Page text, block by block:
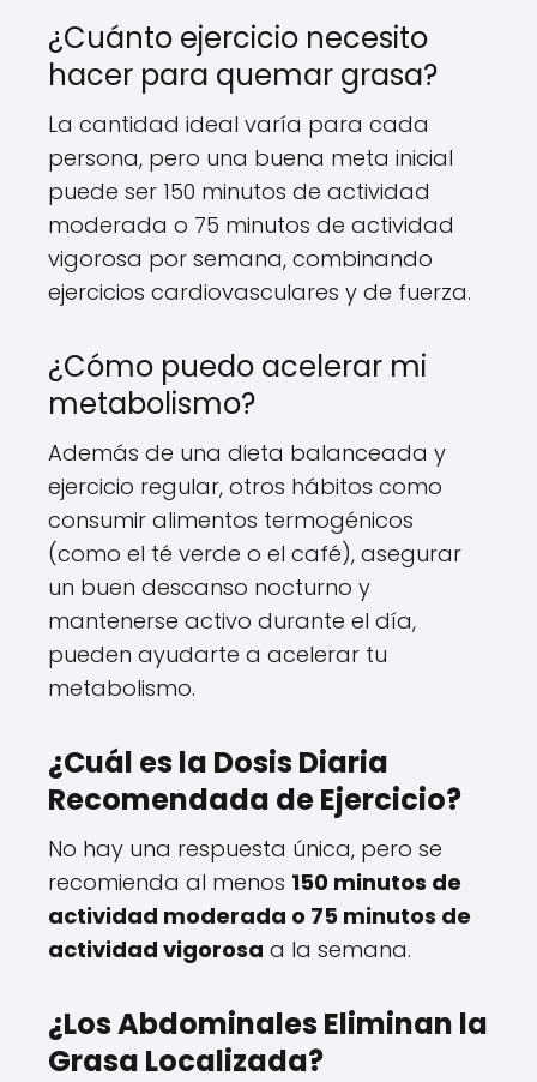
¿Cuánto ejercicio necesito
hacer para quemar grasa?
La cantidad ideal varía para cada
persona, pero una buena meta inicial
puede ser 150 minutos de actividad
moderada o 75 minutos de actividad
vigorosa por semana, combinando
ejercicios cardiovasculares y de fuerza.
¿Cómo puedo acelerar mi
metabolismo?
Además de una dieta balanceada y
ejercicio regular, otros hábitos como
consumir alimentos termogénicos
(como el té verde o el café), asegurar
un buen descanso nocturno y
mantenerse activo durante el día,
pueden ayudarte a acelerar tu
metabolismo.
¿Cuál es la Dosis Diaria
Recomendada de Ejercicio?
No hay una respuesta única, pero se
recomienda al menos 150 minutos de
actividad moderada o 75 minutos de
actividad vigorosa a la semana.
¿Los Abdominales Eliminan la
Grasa Localizada?